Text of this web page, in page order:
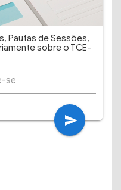
Pautas de Sessões,
sobre o TCE-
send